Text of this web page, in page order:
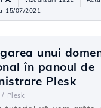
15/07/2021
unui
în panoul de
Plesk
/ Plesk